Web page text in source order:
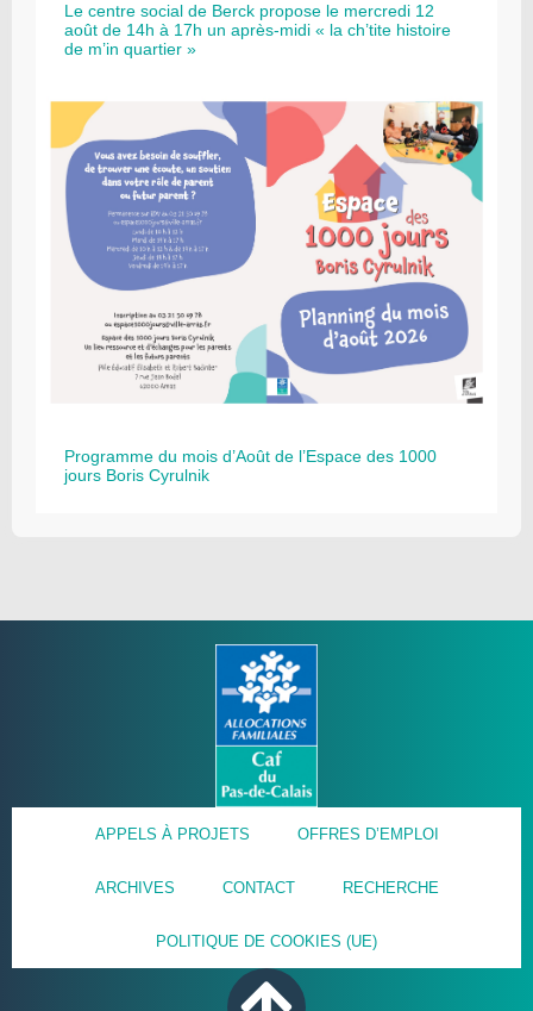
Le centre social de Berck propose le mercredi 12
août de 14h à 17h un après-midi « la ch’tite histoire
de m’in quartier »
Programme du mois d’Août de l’Espace des 1000
jours Boris Cyrulnik
APPELS À PROJETS OFFRES D’EMPLOI
ARCHIVES CONTACT RECHERCHE
POLITIQUE DE COOKIES (UE)